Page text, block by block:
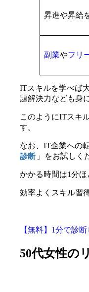
昇進や昇給
副業やフリ
ITスキルを学べば
題解決力なども身
このようにITスキ
す。
なお、IT企業への
診断 」をお試しく
かかる時間は1分
効率よくスキル習
【無料】1分で診
50代女性の